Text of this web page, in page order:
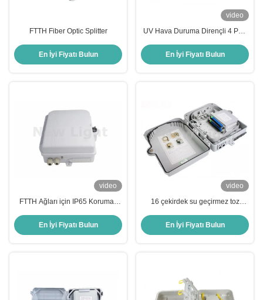
FTTH Fiber Optic Splitter
En İyi Fiyatı Bulun
video
UV Hava Duruma Dirençli 4 Port
Kullanım
En İyi Fiyatı Bulun
video
FTTH Ağları için IP65 Korumalı
Edilebilir Fiber Optik Sonlandırma
Kutusu
En İyi Fiyatı Bulun
video
16 çekirdek su geçirmez toz
montaj fiber optic splitter kutusu
En İyi Fiyatı Bulun